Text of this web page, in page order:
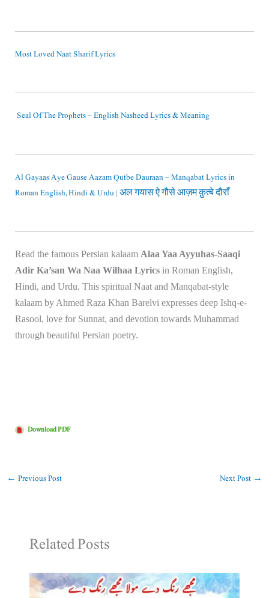
Most Loved Naat Sharif Lyrics
Seal Of The Prophets – English Nasheed Lyrics & Meaning
Al Gayaas Aye Gause Aazam Qutbe Dauraan – Manqabat Lyrics in
Roman English, Hindi & Urdu | अल गयास ऐ गौसे आज़म क़ुत्बे दौराँ
Read the famous Persian kalaam Alaa Yaa Ayyuhas-Saaqi
Adir Ka’san Wa Naa Wilhaa Lyricsin Roman English,
Hindi, and Urdu. This spiritual Naat and Manqabat-style
kalaam by Ahmed Raza Khan Barelvi expresses deep Ishq-e-
Rasool, love for Sunnat, and devotion towards Muhammad
through beautiful Persian poetry.
Download PDF
← Previous Post Next Post →
Related Posts